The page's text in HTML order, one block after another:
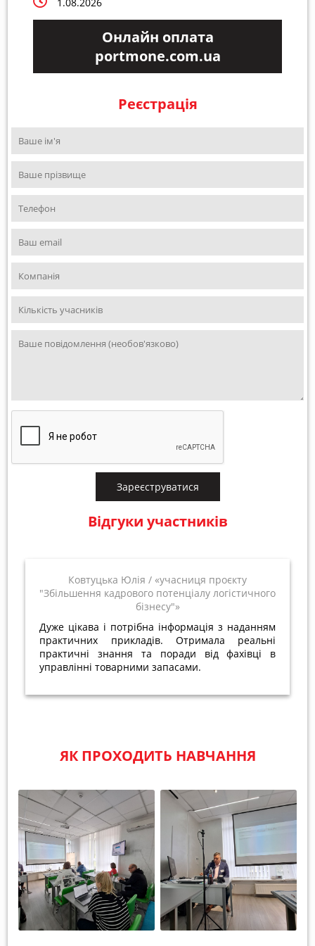
Онлайн оплата
portmone.com.ua
Реєстрація
Зареєструватися
Відгуки участників
Ковтуцька Юлія
«учасниця проєкту
"Збільшення кадрового потенціалу логістичного
бізнесу"»
Дуже цікава і потрібна інформація з наданням
практичних прикладів. Отримала реальні
практичні знання та поради від фахівці в
управлінні товарними запасами.
ЯК ПРОХОДИТЬ НАВЧАННЯ